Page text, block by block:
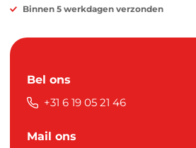
Binnen 5 werkdagen verzonden
Bel ons
+31 6 19 05 21 46
Mail ons